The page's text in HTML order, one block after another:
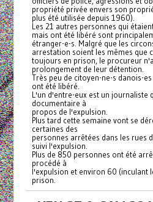
propriété privée envers son
plus été utilisée depuis 1960).
Les 21 autres personnes qui
mais ont été libéré sont
étranger-e-s. Malgré que les
arrestation soient les mêmes que
toujours en prison, le procureur
prolongement de leur détention.
Très peu de citoyen-ne-s danois-
ont été libéré.
L'un d'entre-eux est un journaliste
documentaire à
propos de l'expulsion.
Plus tard cette semaine vont se
certaines des
personnes arrêtées dans les rues
suivi l'expulsion.
Plus de 850 personnes ont été
procédé à
l'expulsion et environ 60 (inculant
prison.